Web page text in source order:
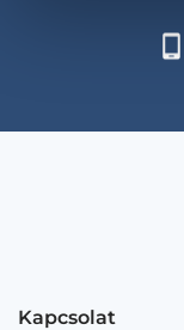
Kapcsolat